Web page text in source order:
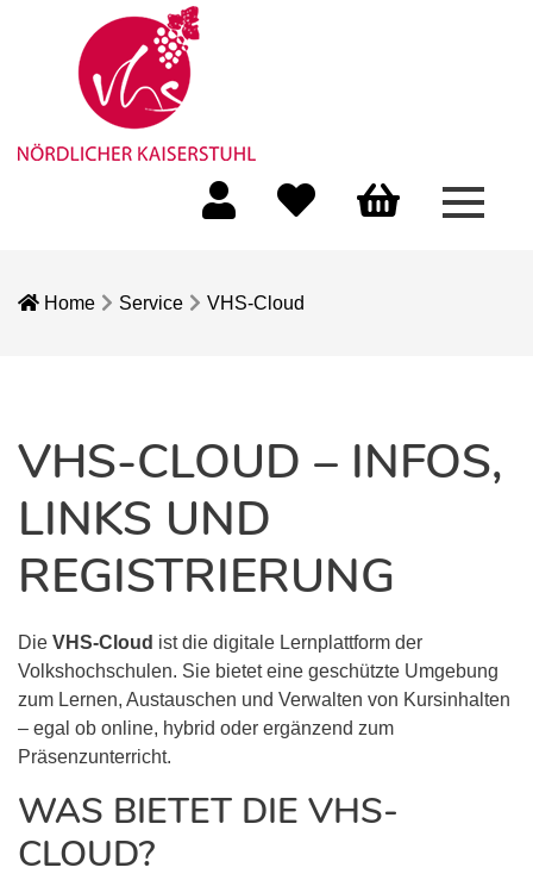
Menü
Home Service VHS-Cloud
VHS-CLOUD – INFOS,
LINKS UND
REGISTRIERUNG
Die VHS-Cloud ist die digitale Lernplattform der
Volkshochschulen. Sie bietet eine geschützte Umgebung
zum Lernen, Austauschen und Verwalten von Kursinhalten
– egal ob online, hybrid oder ergänzend zum
Präsenzunterricht.
WAS BIETET DIE VHS-
CLOUD?